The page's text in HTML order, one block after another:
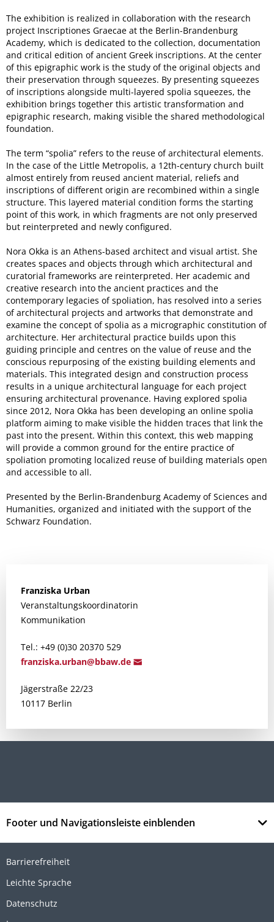
The exhibition is realized in collaboration with the research
project Inscriptiones Graecae at the Berlin-Brandenburg
Academy, which is dedicated to the collection, documentation
and critical edition of ancient Greek inscriptions. At the center
of this epigraphic work is the study of the original objects and
their preservation through squeezes. By presenting squeezes
of inscriptions alongside multi-layered spolia squeezes, the
exhibition brings together this artistic transformation and
epigraphic research, making visible the shared methodological
foundation.
The term “spolia” refers to the reuse of architectural elements.
In the case of the Little Metropolis, a 12th-century church built
almost entirely from reused ancient material, reliefs and
inscriptions of different origin are recombined within a single
structure. This layered material condition forms the starting
point of this work, in which fragments are not only preserved
but reinterpreted and newly configured.
Nora Okka is an Athens-based architect and visual artist. She
creates spaces and objects through which architectural and
curatorial frameworks are reinterpreted. Her academic and
creative research into the ancient practices and the
contemporary legacies of spoliation, has resolved into a series
of architectural projects and artworks that demonstrate and
examine the concept of spolia as a micrographic constitution of
architecture. Her architectural practice builds upon this
guiding principle and centres on the value of reuse and the
conscious repurposing of the existing building elements and
materials. This integrated design and construction process
results in a unique architectural language for each project
ensuring architectural provenance. Having explored spolia
since 2012, Nora Okka has been developing an online spolia
platform aiming to make visible the hidden traces that link the
past into the present. Within this context, this web mapping
will provide a common ground for the entire practice of
spoliation promoting localized reuse of building materials open
and accessible to all.
Presented by the Berlin-Brandenburg Academy of Sciences and
Humanities, organized and initiated with the support of the
Schwarz Foundation.
Franziska Urban
Veranstaltungskoordinatorin
Kommunikation
Tel.: +49 (0)30 20370 529
franziska.urban@bbaw.de
Jägerstraße 22/23
10117 Berlin
Footer und Navigationsleiste einblenden
Barrierefreiheit
Leichte Sprache
Datenschutz